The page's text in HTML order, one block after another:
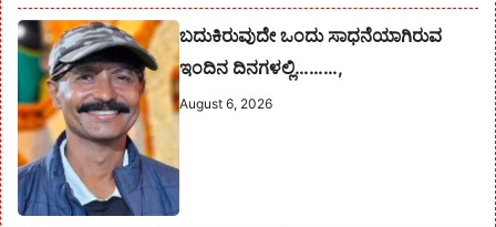
ಬದುಕಿರುವುದೇ ಒಂದು ಸಾಧನೆಯಾಗಿರುವ
ಇಂದಿನ ದಿನಗಳಲ್ಲಿ………,
August 6, 2026